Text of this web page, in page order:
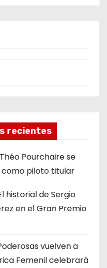
recientes
Pourchaire se
como piloto titular
historial de Sergio
en el Gran Premio
vuelven a
Femenil celebrará